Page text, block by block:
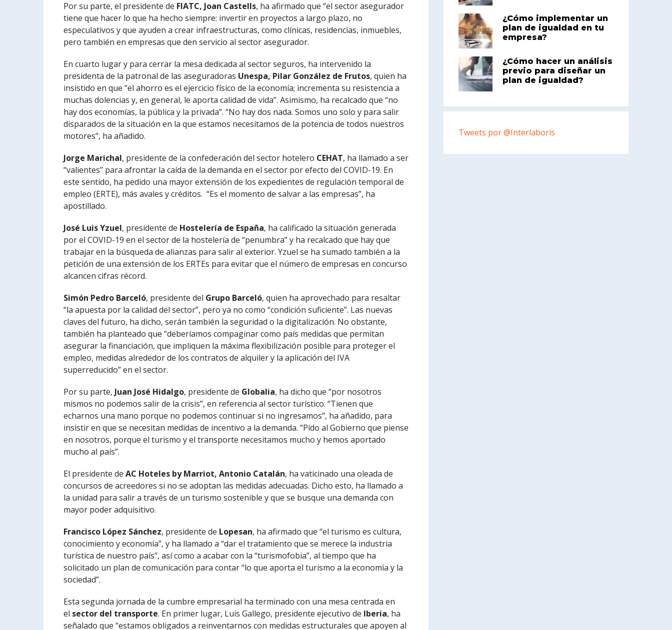
Por su parte, el presidente de FIATC, Joan Castells, ha afirmado que “el sector asegurador
tiene que hacer lo que ha hecho siempre: invertir en proyectos a largo plazo, no
especulativos y que ayuden a crear infraestructuras, como clínicas, residencias, inmuebles,
pero también en empresas que den servicio al sector asegurador.
En cuarto lugar y para cerrar la mesa dedicada al sector seguros, ha intervenido la
presidenta de la patronal de las aseguradoras Unespa, Pilar González de Frutos, quien ha
insistido en que “el ahorro es el ejercicio físico de la economía; incrementa su resistencia a
muchas dolencias y, en general, le aporta calidad de vida”. Asimismo, ha recalcado que “no
hay dos economías, la pública y la privada”. “No hay dos nada. Somos uno solo y para salir
disparados de la situación en la que estamos necesitamos de la potencia de todos nuestros
motores”, ha añadido.
Jorge Marichal, presidente de la confederación del sector hotelero CEHAT, ha llamado a ser
“valientes” para afrontar la caída de la demanda en el sector por efecto del COVID-19. En
este sentido, ha pedido una mayor extensión de los expedientes de regulación temporal de
empleo (ERTE), más avales y créditos. “Es el momento de salvar a las empresas”, ha
apostillado.
José Luis Yzuel, presidente de Hostelería de España, ha calificado la situación generada
por el COVID-19 en el sector de la hostelería de “penumbra” y ha recalcado que hay que
trabajar en la búsqueda de alianzas para salir al exterior. Yzuel se ha sumado también a la
petición de una extensión de los ERTEs para evitar que el número de empresas en concurso
alcancen cifras récord.
Simón Pedro Barceló, presidente del Grupo Barceló, quien ha aprovechado para resaltar
“la apuesta por la calidad del sector”, pero ya no como “condición suficiente”. Las nuevas
claves del futuro, ha dicho, serán también la seguridad o la digitalización. No obstante,
también ha planteado que “deberíamos compaginar como país medidas que permitan
asegurar la financiación, que impliquen la máxima flexibilización posible para proteger el
empleo, medidas alrededor de los contratos de alquiler y la aplicación del IVA
superreducido” en el sector.
Por su parte, Juan José Hidalgo, presidente de Globalia, ha dicho que “por nosotros
mismos no podemos salir de la crisis”, en referencia al sector turístico. “Tienen que
echarnos una mano porque no podemos continuar si no ingresamos”, ha añadido, para
insistir en que se necesitan medidas de incentivo a la demanda. “Pido al Gobierno que piense
en nosotros, porque el turismo y el transporte necesitamos mucho y hemos aportado
mucho al país”.
El presidente de AC Hoteles by Marriot, Antonio Catalán, ha vaticinado una oleada de
concursos de acreedores si no se adoptan las medidas adecuadas. Dicho esto, ha llamado a
la unidad para salir a través de un turismo sostenible y que se busque una demanda con
mayor poder adquisitivo.
Francisco López Sánchez, presidente de Lopesan, ha afirmado que “el turismo es cultura,
conocimiento y economía”, y ha llamado a “dar el tratamiento que se merece la industria
turística de nuestro país”, así como a acabar con la “turismofobia”, al tiempo que ha
solicitado un plan de comunicación para contar “lo que aporta el turismo a la economía y la
sociedad”.
Esta segunda jornada de la cumbre empresarial ha terminado con una mesa centrada en
el sector del transporte. En primer lugar, Luis Gallego, presidente ejecutivo de Iberia, ha
señalado que “estamos obligados a reinventarnos con medidas estructurales que apoyen al
¿Cómo implementar un
plan de igualdad en tu
empresa?
¿Cómo hacer un análisis
previo para diseñar un
plan de igualdad?
Tweets por @Interlaboris